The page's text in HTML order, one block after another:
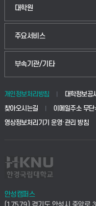
법경영학부
생명공학부
사회안전시스템공학부
대학원
일반대학원
산업대학원
공공정책대학원
교육대학원
주요서비스
입학안내
웹메일
학사시스템(전문학사 및 전공
사이버캠퍼스(전문학사 및 전
시설바로처리서비스
부속기관/기타
중앙도서관
학생생활관(안성)
산학협력단
취업지원센터
개인정보처리방침 대학정보공시
찾아오시는길
이메일주소 무
영상정보처리기기 운영·관리 방침
안성캠퍼스